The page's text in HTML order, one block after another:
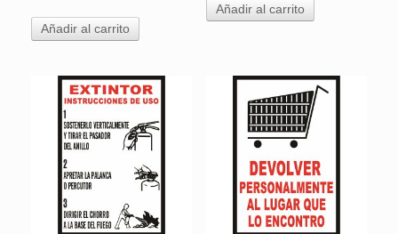
Añadir al carrito
Añadir al carrito